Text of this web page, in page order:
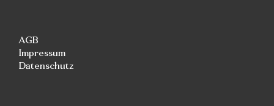
AGB
Impressum
Datenschutz